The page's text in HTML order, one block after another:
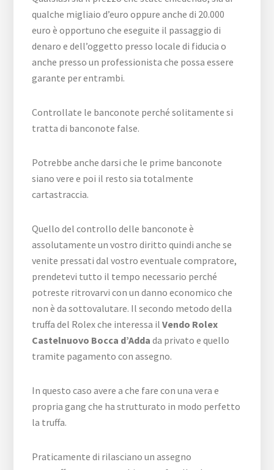
qualche migliaio d’euro oppure anche di 20.000
euro è opportuno che eseguite il passaggio di
denaro e dell’oggetto presso locale di fiducia o
anche presso un professionista che possa essere
garante per entrambi.
Controllate le banconote perché solitamente si
tratta di banconote false.
Potrebbe anche darsi che le prime banconote
siano vere e poi il resto sia totalmente
cartastraccia.
Quello del controllo delle banconote è
assolutamente un vostro diritto quindi anche se
venite pressati dal vostro eventuale compratore,
prendetevi tutto il tempo necessario perché
potreste ritrovarvi con un danno economico che
non è da sottovalutare. Il secondo metodo della
truffa del Rolex che interessa ilVendo Rolex
Castelnuovo Bocca d’Adda da privato e quello
tramite pagamento con assegno.
In questo caso avere a che fare con una vera e
propria gang che ha strutturato in modo perfetto
la truffa.
Praticamente di rilasciano un assegno